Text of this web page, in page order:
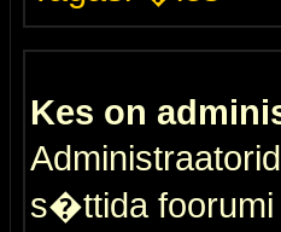
Kes on
s�ttida